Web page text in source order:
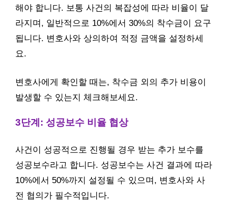
해야 합니다. 보통 사건의 복잡성에 따라 비율이 달
라지며, 일반적으로 10%에서 30%의 착수금이 요구
됩니다. 변호사와 상의하여 적정 금액을 설정하세
요.
변호사에게 확인할 때는, 착수금 외의 추가 비용이
발생할 수 있는지 체크해보세요.
3단계: 성공보수 비율 협상
사건이 성공적으로 진행될 경우 받는 추가 보수를
성공보수라고 합니다. 성공보수는 사건 결과에 따라
10%에서 50%까지 설정될 수 있으며, 변호사와 사
전 협의가 필수적입니다.